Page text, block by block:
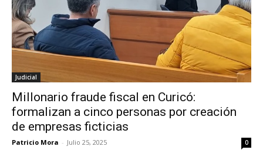
Judicial
Millonario fraude fiscal en Curicó:
formalizan a cinco personas por creación
de empresas ficticias
Patricio Mora - Julio 25, 2025 0